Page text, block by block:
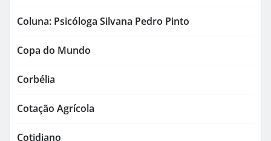
Coluna: Psicóloga Silvana Pedro Pinto
Copa do Mundo
Corbélia
Cotação Agrícola
Cotidiano